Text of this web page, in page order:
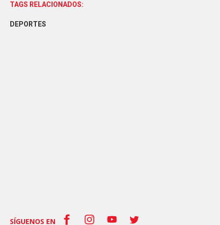
TAGS RELACIONADOS:
DEPORTES
SÍGUENOS EN